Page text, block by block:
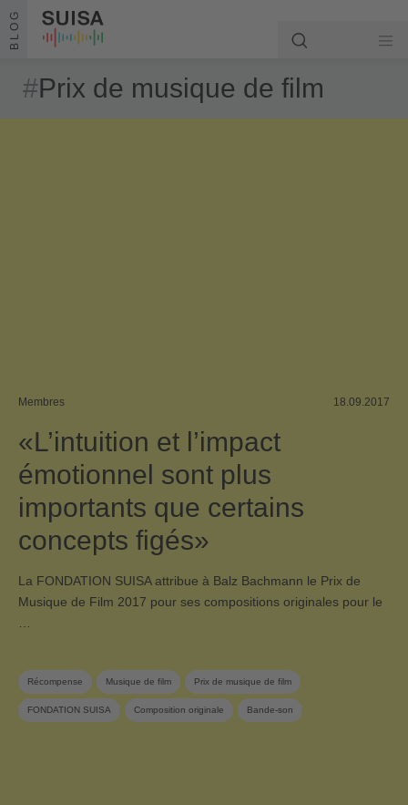
Aller au contenu
BLOG
#Prix de musique de film
Membres 18.09.2017
«L’intuition et l’impact
émotionnel sont plus
importants que certains
concepts figés»
La FONDATION SUISA attribue à Balz Bachmann le Prix de
Musique de Film 2017 pour ses compositions originales pour le
…
Récompense Musique de film Prix de musique de film
FONDATION SUISA Composition originale Bande-son